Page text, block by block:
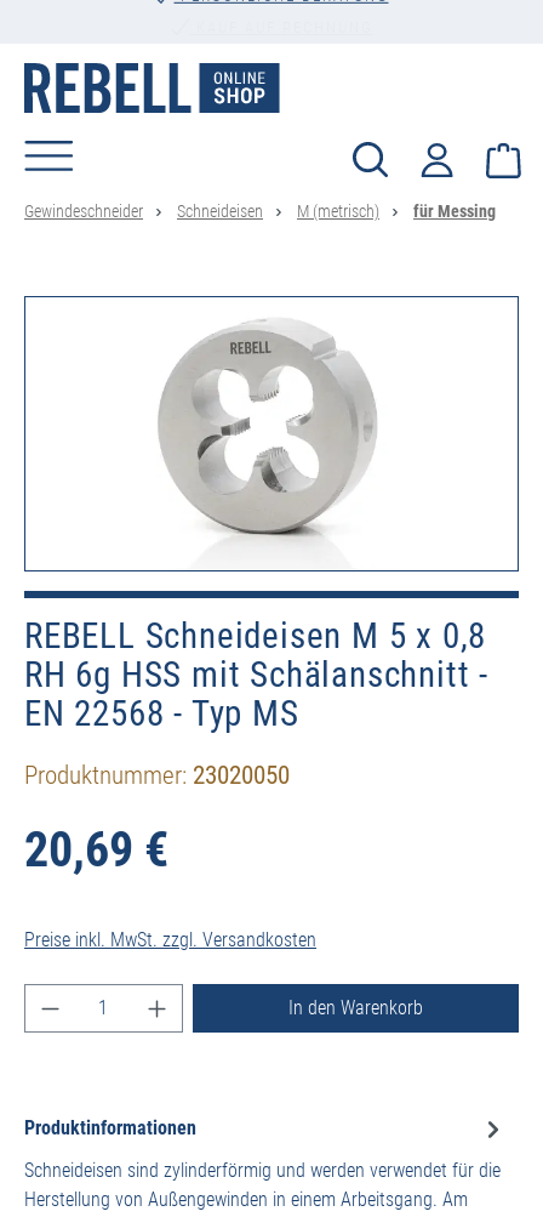
Gewindeschneider Schneideisen M (metrisch) für Messing
REBELL Schneideisen M 5 x 0,8
RH 6g HSS mit Schälanschnitt -
EN 22568 - Typ MS
Produktnummer: 23020050
20,69 €
Preise inkl. MwSt. zzgl. Versandkosten
Produkt Anzahl: Gib den gewünschten Wert ein
In den Warenkorb
Produktinformationen
Schneideisen sind zylinderförmig und werden verwendet für die
Herstellung von Außengewinden in einem Arbeitsgang. Am